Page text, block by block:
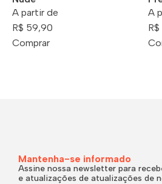
A partir de
R$ 59,90
Comprar
A
Mantenha-se informado
Assine nossa newsletter para
e atualizações de atualizações de